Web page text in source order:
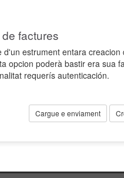
factures
d'un estrument entara
opcion poderà bastir era sua
requerís autenticación.
Cargue e enviament